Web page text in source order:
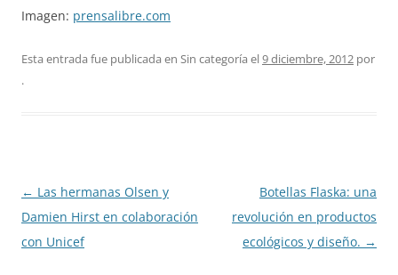
Imagen: prensalibre.com
Esta entrada fue publicada en Sin categoría el9 diciembre, 2012 por
.
Navegación
de
entradas
← Las hermanas Olsen y
Damien Hirst en colaboración
con Unicef
Botellas Flaska: una
revolución en productos
ecológicos y diseño. →